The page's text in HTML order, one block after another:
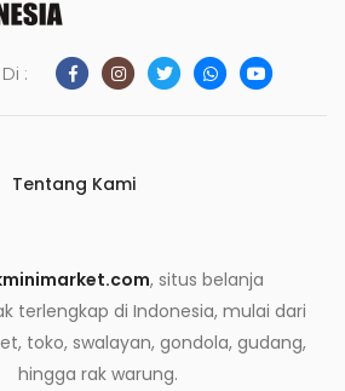
:
Tentang Kami
, situs belanja
terlengkap di Indonesia, mulai dari
toko, swalayan, gondola, gudang,
hingga rak warung.